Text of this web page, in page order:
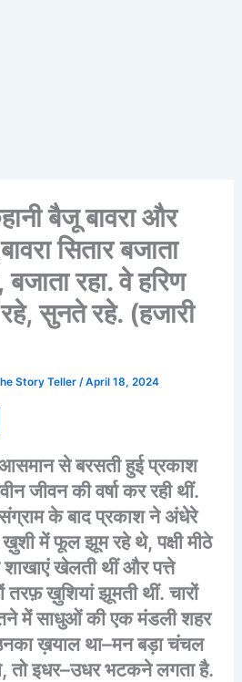
बैजू बावरा और
सितार बजाता
बजाता रहा. वे हरिण
सुनते रहे. (हजारी
Story Teller/April 18, 2024
ar
e
सेबरसतीहुईप्रकाश
जीवनकीवर्षाकररही थीं.
केबादप्रकाशनेअंधेरे
ख़ुशीमेंफूलझूमरहे थे,पक्षीमीठे
शाखाएंखेलती थींऔरपत्ते
तरफ़ख़ुशियांझूमती थीं.चारों
मेंसाधुओंकीएकमंडलीशहर
ख़याल था–मनबड़ाचंचल
,तोइधर–उधरभटकनेलगताहै.